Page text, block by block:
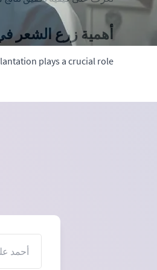
أهمية زرع
plays a crucial role...